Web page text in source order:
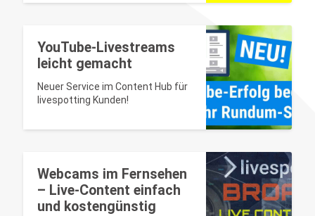
YouTube-Livestreams
leicht gemacht
Neuer Service im Content Hub für
livespotting Kunden!
Webcams im Fernsehen
– Live-Content einfach
und kostengünstig